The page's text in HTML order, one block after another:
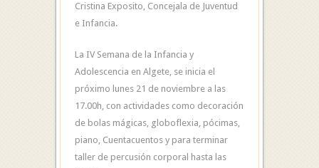
Cristina Exposito, Concejala de Juventud
e Infancia.
La IV Semana de la Infancia y
Adolescencia en Algete, se inicia el
próximo lunes 21 de noviembre a las
17.00h, con actividades como decoración
de bolas mágicas, globoflexia, pócimas,
piano, Cuentacuentos y para terminar
taller de percusión corporal hasta las